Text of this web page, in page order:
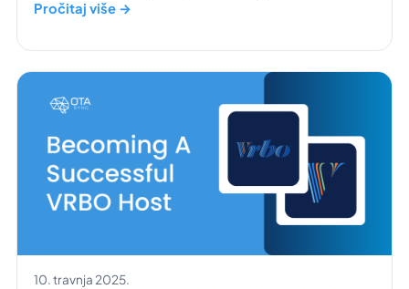
umjetnom inteligencijom, poput ChatGPT-a i
mijenjaju digitalni krajolik pružajući korisnicima
trenutne, razgovorne odgovore umjesto
tradicionalnih popisa poveznica. Ova promjena od
velike je važnosti za hotelsku industriju, gdje je
vidljivost na internetu ključna za privlačenje […]
Pročitaj više →
10. travnja 2025.